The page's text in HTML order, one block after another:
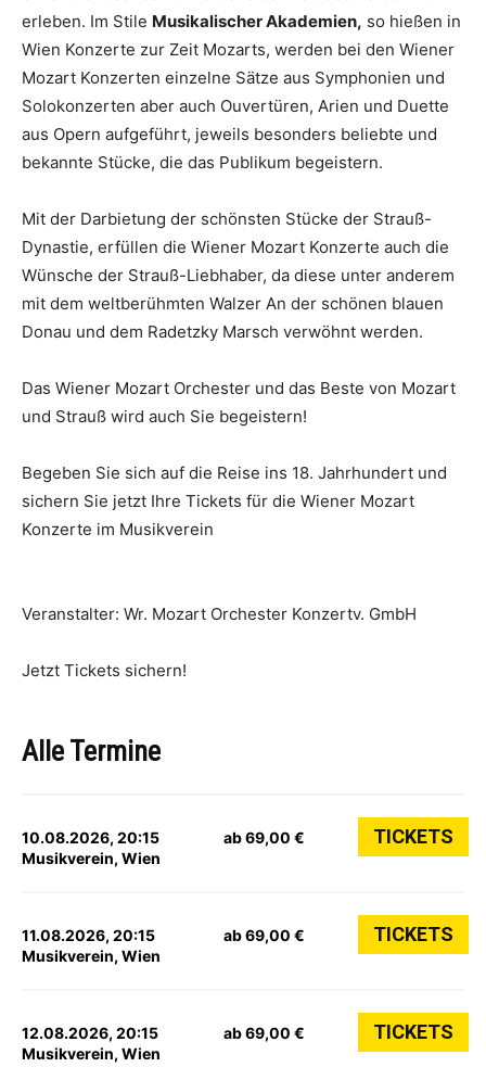
erleben. Im Stile Musikalischer Akademien, so hießen in
Wien Konzerte zur Zeit Mozarts, werden bei den Wiener
Mozart Konzerten einzelne Sätze aus Symphonien und
Solokonzerten aber auch Ouvertüren, Arien und Duette
aus Opern aufgeführt, jeweils besonders beliebte und
bekannte Stücke, die das Publikum begeistern.
Mit der Darbietung der schönsten Stücke der Strauß-
Dynastie, erfüllen die Wiener Mozart Konzerte auch die
Wünsche der Strauß-Liebhaber, da diese unter anderem
mit dem weltberühmten Walzer An der schönen blauen
Donau und dem Radetzky Marsch verwöhnt werden.
Das Wiener Mozart Orchester und das Beste von Mozart
und Strauß wird auch Sie begeistern!
Begeben Sie sich auf die Reise ins 18. Jahrhundert und
sichern Sie jetzt Ihre Tickets für die Wiener Mozart
Konzerte im Musikverein
Veranstalter: Wr. Mozart Orchester Konzertv. GmbH
Jetzt Tickets sichern!
Alle Termine
10.08.2026, 20:15
Musikverein, Wien
ab 69,00 € TICKETS
11.08.2026, 20:15
Musikverein, Wien
ab 69,00 € TICKETS
12.08.2026, 20:15
Musikverein, Wien
ab 69,00 € TICKETS